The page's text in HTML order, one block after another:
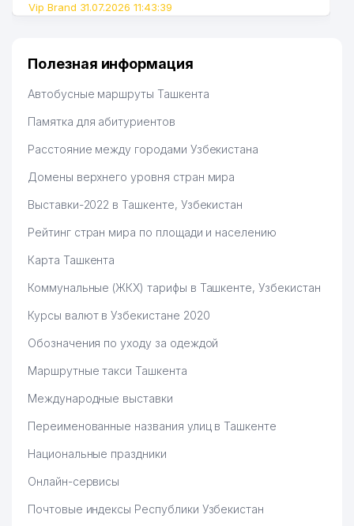
Vip Brand 31.07.2026 11:43:39
Полезная информация
Автобусные маршруты Ташкента
Памятка для абитуриентов
Расстояние между городами Узбекистана
Домены верхнего уровня стран мира
Выставки-2022 в Ташкенте, Узбекистан
Рейтинг стран мира по площади и населению
Карта Ташкента
Коммунальные (ЖКХ) тарифы в Ташкенте, Узбекистан
Курсы валют в Узбекистане 2020
Обозначения по уходу за одеждой
Маршрутные такси Ташкента
Международные выставки
Переименованные названия улиц в Ташкенте
Национальные праздники
Онлайн-сервисы
Почтовые индексы Республики Узбекистан